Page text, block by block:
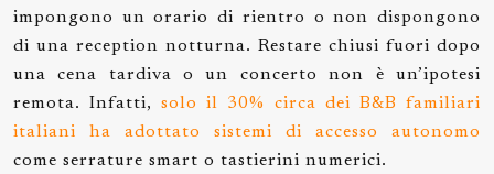
impongono un orario di rientro o non dispongono
di una reception notturna. Restare chiusi fuori dopo
una cena tardiva o un concerto non è un’ipotesi
remota. Infatti,solo il 30% circa dei B&B familiari
italiani ha adottato sistemi di accesso autonomo
come serrature smart o tastierini numerici.